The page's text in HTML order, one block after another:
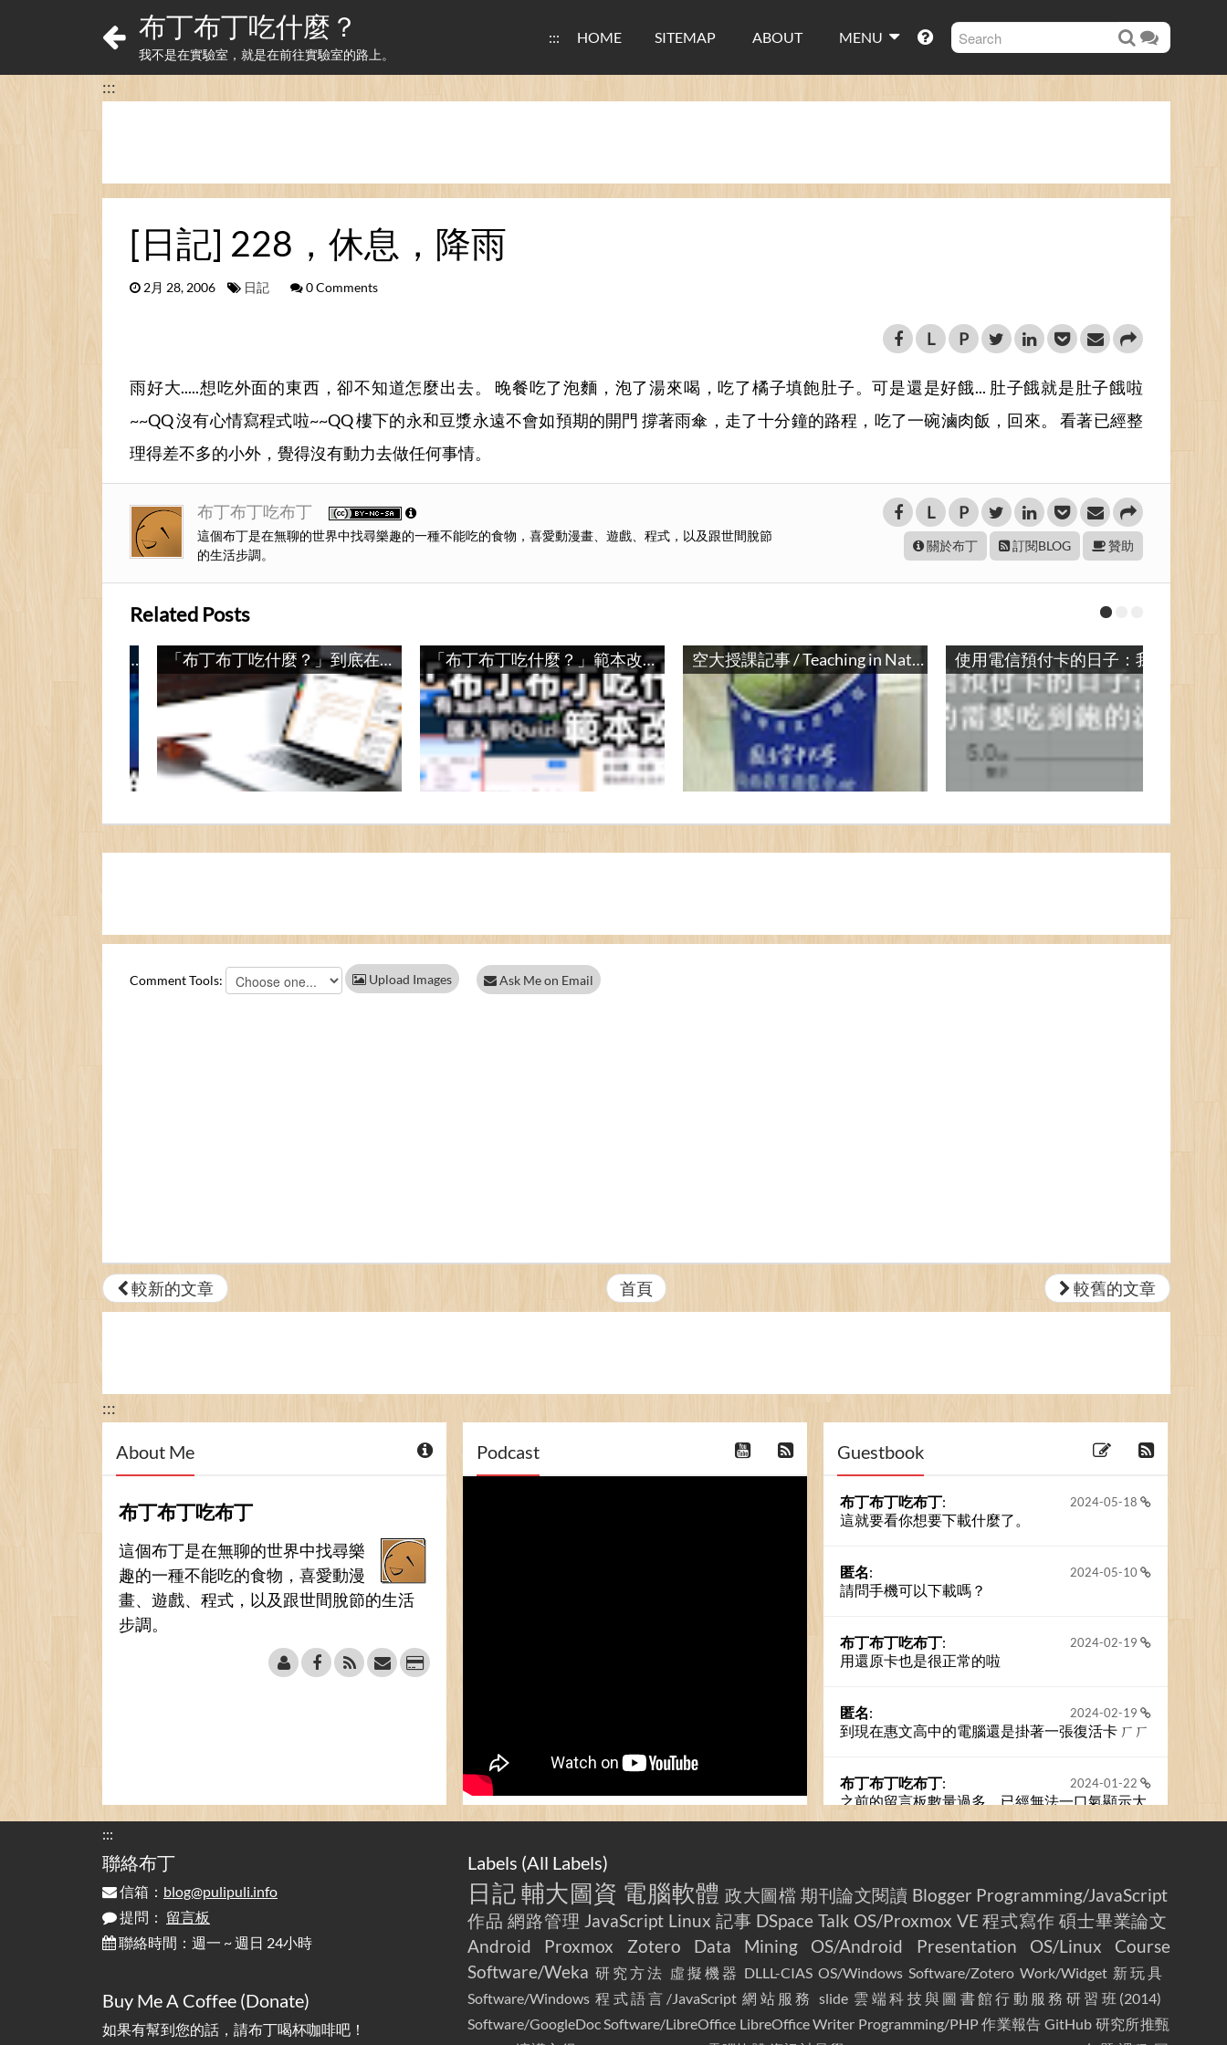
布丁布丁吃什麼？
我不是在實驗室，就是在前往實驗室的路上。
::: HOME SITEMAP ABOUT MENU
:::
[日記] 228，休息，降雨
2月 28, 2006 日記 0 Comments
L P
雨好大.....想吃外面的東西，卻不知道怎麼出去。 晚餐吃了泡麵，泡了湯來喝，吃了橘子填飽肚子。可是還是好餓... 肚子餓就是肚子餓啦
~~QQ 沒有心情寫程式啦~~QQ 樓下的永和豆漿永遠不會如預期的開門 撐著雨傘，走了十分鐘的路程，吃了一碗滷肉飯，回來。 看著已經整
理得差不多的小外，覺得沒有動力去做任何事情。
布丁布丁吃布丁
這個布丁是在無聊的世界中找尋樂趣的一種不能吃的食物，喜愛動漫畫、遊戲、程式，以及跟世間脫節
的生活步調。
L P
關於布丁 訂閱BLOG 贊助
Related Posts
關於我的平板：台電科技X98 Air 3G / Talk about my Tablet: Teclast X98 Air 3G 「布丁布丁吃什麼？」到底在談什麼？ / What is the Topic of this Blog? 「布丁布丁吃什麼？」範本改版記錄 / Talk About Pulipuli Blog’s New Template 空大授課記事 / Teaching in National Open University
Comment Tools: Upload Images Ask Me on Email
較新的文章 首頁 較舊的文章
:::
About Me
布丁布丁吃布丁
這個布丁是在無聊的世界中找尋樂
趣的一種不能吃的食物，喜愛動漫
畫、遊戲、程式，以及跟世間脫節的生活
步調。
Podcast Guestbook
2024-05-18
布丁布丁吃布丁:
這就要看你想要下載什麼了。
2024-05-10
匿名:
請問手機可以下載嗎？
2024-02-19
布丁布丁吃布丁:
用還原卡也是很正常的啦
2024-02-19
匿名:
到現在惠文高中的電腦還是掛著一張復活卡 ㄏㄏ
2024-01-22
布丁布丁吃布丁:
之前的留言板數量過多，已經無法一口氣顯示大
家的留言了。我們新開一個訪客留言板吧！
:::
聯絡布丁
信箱： blog@pulipuli.info
提問： 留言板
聯絡時間：週一 ~ 週日 24小時
Buy Me A Coffee (Donate)
如果有幫到您的話，請布丁喝杯咖啡吧！
Labels (All Labels)
日記 輔大圖資 電腦軟體 政大圖檔 期刊論文閱讀 Blogger Programming/JavaScript
作品 網路管理 JavaScript Linux 記事 DSpace Talk OS/Proxmox VE 程式寫作 碩士畢業論文
Android
Proxmox Zotero Data Mining OS/Android Presentation OS/Linux
Course
Software/Weka 研究方法 虛擬機器 DLLL-CIAS OS/Windows Software/Zotero Work/Widget 新玩具
Software/Windows 程式語言/JavaScript 網站服務 slide 雲端科技與圖書館行動服務研習班(2014)
Software/GoogleDocSoftware/LibreOffice LibreOffice Writer Programming/PHP作業報告 GitHub 研究所推甄